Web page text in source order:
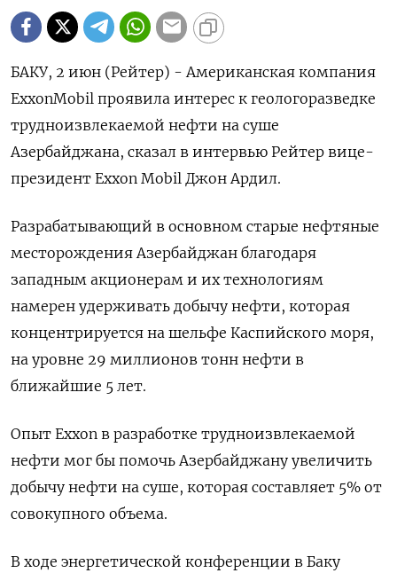
БАКУ, 2 июн (Рейтер) - Американская компания
ExxonMobil проявила интерес к геологоразведке
трудноизвлекаемой нефти на суше
Азербайджана, сказал в интервью Рейтер вице-
президент Exxon Mobil Джон Ардил.
Разрабатывающий в основном старые нефтяные
месторождения Азербайджан благодаря
западным акционерам и их технологиям
намерен удерживать добычу нефти, которая
концентрируется на шельфе Каспийского моря,
на уровне 29 миллионов тонн нефти в
ближайшие 5 лет.
Опыт Exxon в разработке трудноизвлекаемой
нефти мог бы помочь Азербайджану увеличить
добычу нефти на суше, которая составляет 5% от
совокупного объема.
В ходе энергетической конференции в Баку